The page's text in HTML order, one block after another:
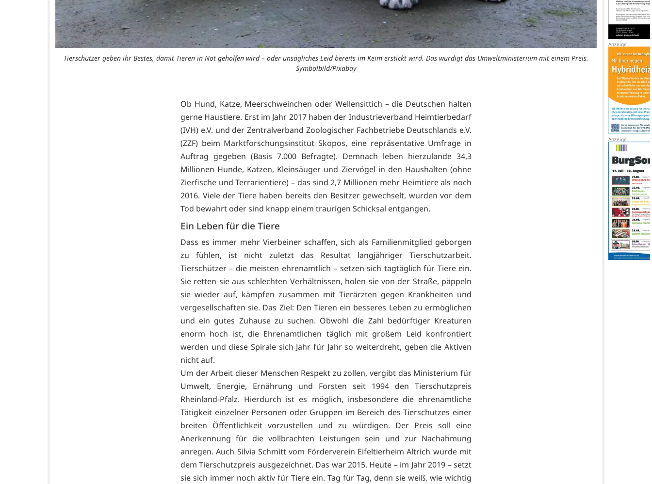
Tierschützer geben ihr Bestes, damit Tieren in Not geholfen wird – oder unsägliches Leid bereits im Keim erstickt wird. Das würdigt das Umweltministerium mit einem Preis.
Symbolbild/Pixabay
Ob Hund, Katze, Meerschweinchen oder Wellensittich – die Deutschen halten
gerne Haustiere. Erst im Jahr 2017 haben der Industrieverband Heimtierbedarf
(IVH) e.V. und der Zentralverband Zoologischer Fachbetriebe Deutschlands e.V.
(ZZF) beim Marktforschungsinstitut Skopos, eine repräsentative Umfrage in
Auftrag gegeben (Basis 7.000 Befragte). Demnach leben hierzulande 34,3
Millionen Hunde, Katzen, Kleinsäuger und Ziervögel in den Haushalten (ohne
Zierfische und Terrarientiere) – das sind 2,7 Millionen mehr Heimtiere als noch
2016. Viele der Tiere haben bereits den Besitzer gewechselt, wurden vor dem
Tod bewahrt oder sind knapp einem traurigen Schicksal entgangen.
Ein Leben für die Tiere
Dass es immer mehr Vierbeiner schaffen, sich als Familienmitglied geborgen
zu fühlen, ist nicht zuletzt das Resultat langjähriger Tierschutzarbeit.
Tierschützer – die meisten ehrenamtlich – setzen sich tagtäglich für Tiere ein.
Sie retten sie aus schlechten Verhältnissen, holen sie von der Straße, päppeln
sie wieder auf, kämpfen zusammen mit Tierärzten gegen Krankheiten und
vergesellschaften sie. Das Ziel: Den Tieren ein besseres Leben zu ermöglichen
und ein gutes Zuhause zu suchen. Obwohl die Zahl bedürftiger Kreaturen
enorm hoch ist, die Ehrenamtlichen täglich mit großem Leid konfrontiert
werden und diese Spirale sich Jahr für Jahr so weiterdreht, geben die Aktiven
nicht auf.
Um der Arbeit dieser Menschen Respekt zu zollen, vergibt das Ministerium für
Umwelt, Energie, Ernährung und Forsten seit 1994 den Tierschutzpreis
Rheinland-Pfalz. Hierdurch ist es möglich, insbesondere die ehrenamtliche
Tätigkeit einzelner Personen oder Gruppen im Bereich des Tierschutzes einer
breiten Öffentlichkeit vorzustellen und zu würdigen. Der Preis soll eine
Anerkennung für die vollbrachten Leistungen sein und zur Nachahmung
anregen. Auch Silvia Schmitt vom Förderverein Eifeltierheim Altrich wurde mit
dem Tierschutzpreis ausgezeichnet. Das war 2015. Heute – im Jahr 2019 – setzt
sie sich immer noch aktiv für Tiere ein. Tag für Tag, denn sie weiß, wie wichtig